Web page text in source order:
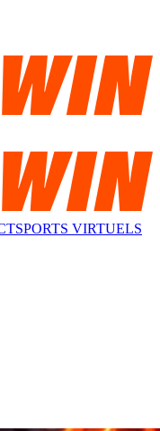
SPORTS VIRTUELS